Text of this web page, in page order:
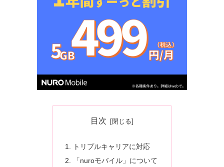
目次
トリプルキャリアに対応
「nuroモバイル」について